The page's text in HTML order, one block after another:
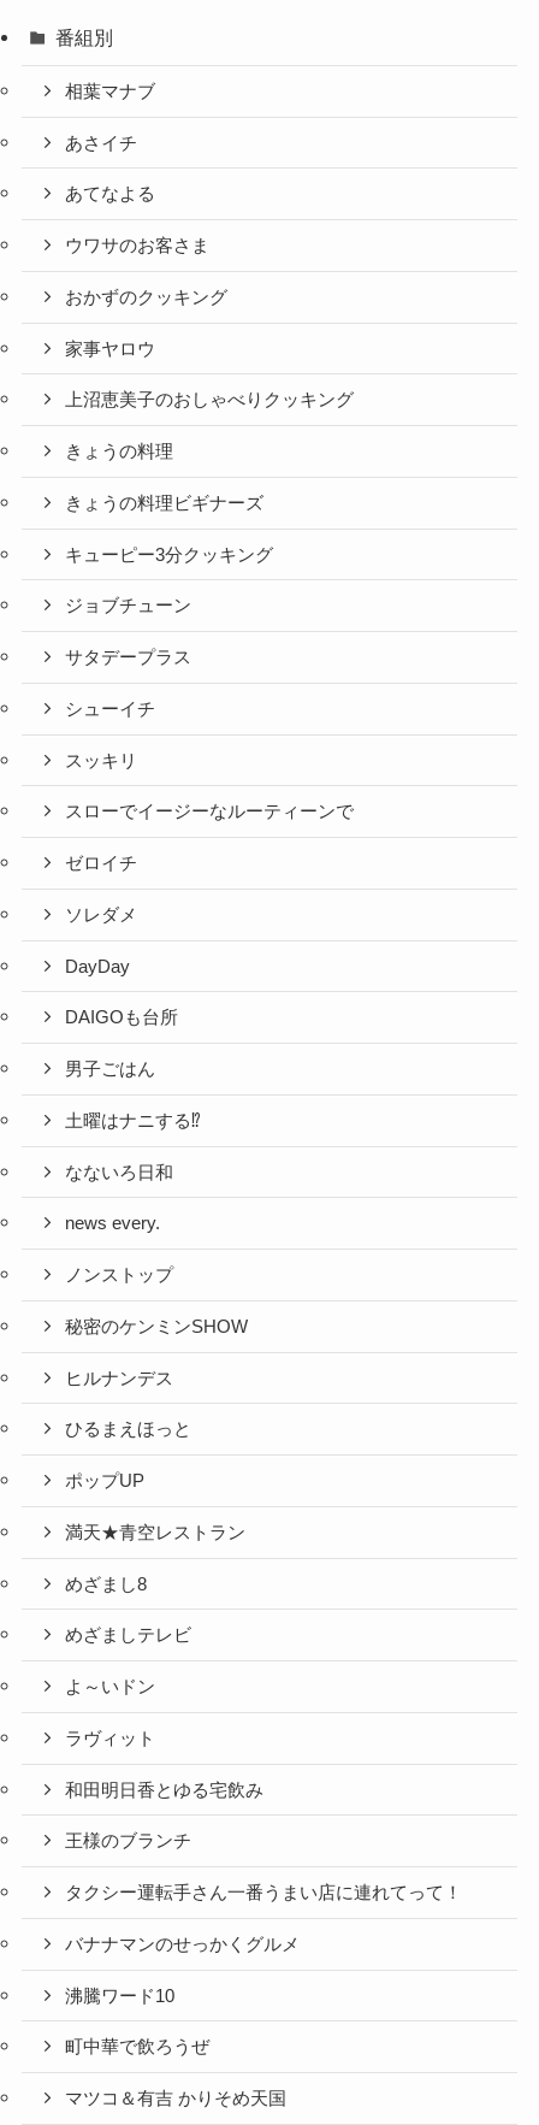
番組別
相葉マナブ
あさイチ
あてなよる
ウワサのお客さま
おかずのクッキング
家事ヤロウ
上沼恵美子のおしゃべりクッキング
きょうの料理
きょうの料理ビギナーズ
キューピー3分クッキング
ジョブチューン
サタデープラス
シューイチ
スッキリ
スローでイージーなルーティーンで
ゼロイチ
ソレダメ
DayDay
DAIGOも台所
男子ごはん
土曜はナニする⁉
なないろ日和
news every.
ノンストップ
秘密のケンミンSHOW
ヒルナンデス
ひるまえほっと
ポップUP
満天★青空レストラン
めざまし8
めざましテレビ
よ～いドン
ラヴィット
和田明日香とゆる宅飲み
王様のブランチ
タクシー運転手さん一番うまい店に連れてって！
バナナマンのせっかくグルメ
沸騰ワード10
町中華で飲ろうぜ
マツコ＆有吉 かりそめ天国